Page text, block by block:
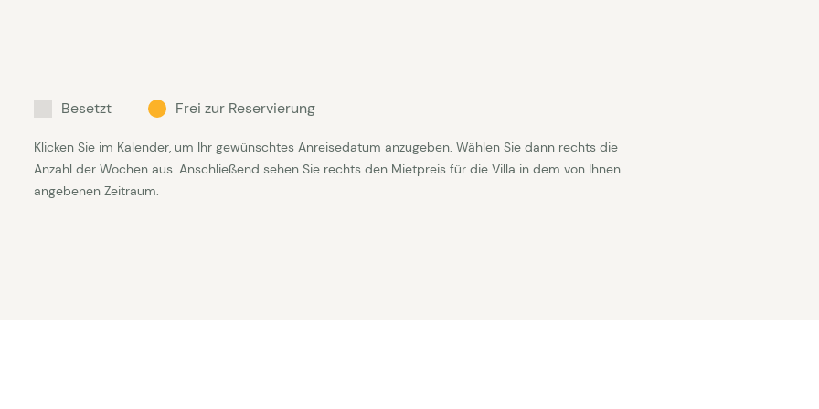
Besetzt Frei zur Reservierung
Klicken Sie im Kalender, um Ihr gewünschtes Anreisedatum anzugeben. Wählen Sie dann rechts die
Anzahl der Wochen aus. Anschließend sehen Sie rechts den Mietpreis für die Villa in dem von Ihnen
angebenen Zeitraum.